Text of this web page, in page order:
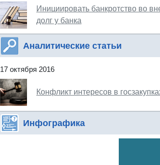
Инициировать банкротство во
долг у банка
Аналитические статьи
17 октября 2016
Конфликт интересов в
Инфографика